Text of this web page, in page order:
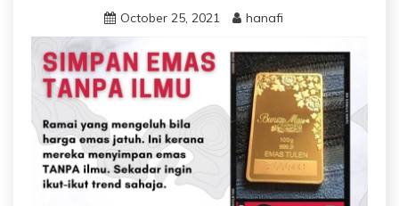
October 25, 2021 hanafi